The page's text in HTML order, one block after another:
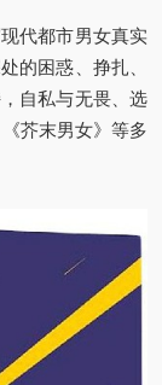
代都市男女真实
的困惑、挣扎、
自私与无畏、选
芥末男女》等多